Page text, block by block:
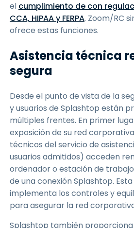
el cumplimiento de con
CCA, HIPAA y FERPA. Zoom/RC
ofrece estas funciones.
Asistencia técnica
segura
Desde el punto de vista de la
y usuarios de Splashtop están
múltiples frentes. En primer
exposición de su red
técnicos del servicio de
usuarios admitidos) acceden
ordenador o estación de
de una conexión Splashtop.
implementa los controles y
para asegurar la red
Splashtop también proporciona